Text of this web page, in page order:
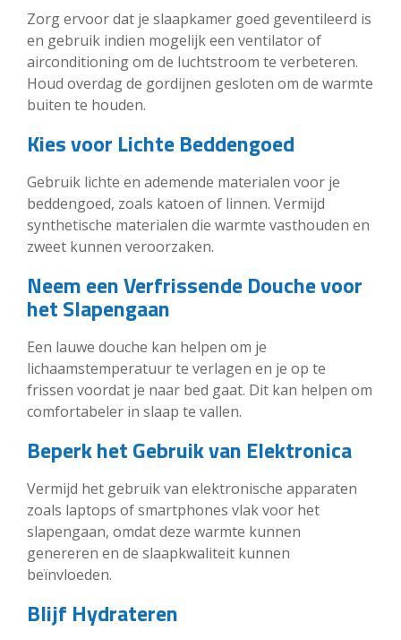
Zorg ervoor dat je slaapkamer goed geventileerd is
en gebruik indien mogelijk een ventilator of
airconditioning om de luchtstroom te verbeteren.
Houd overdag de gordijnen gesloten om de warmte
buiten te houden.
Kies voor Lichte Beddengoed
Gebruik lichte en ademende materialen voor je
beddengoed, zoals katoen of linnen. Vermijd
synthetische materialen die warmte vasthouden en
zweet kunnen veroorzaken.
Neem een Verfrissende Douche voor
het Slapengaan
Een lauwe douche kan helpen om je
lichaamstemperatuur te verlagen en je op te
frissen voordat je naar bed gaat. Dit kan helpen om
comfortabeler in slaap te vallen.
Beperk het Gebruik van Elektronica
Vermijd het gebruik van elektronische apparaten
zoals laptops of smartphones vlak voor het
slapengaan, omdat deze warmte kunnen
genereren en de slaapkwaliteit kunnen
beïnvloeden.
Blijf Hydrateren